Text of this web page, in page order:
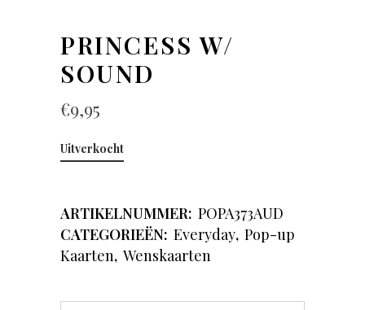
PRINCESS W/
SOUND
€9,95
Uitverkocht
ARTIKELNUMMER: POPA373AUD
CATEGORIEËN: Everyday, Pop-up
Kaarten, Wenskaarten